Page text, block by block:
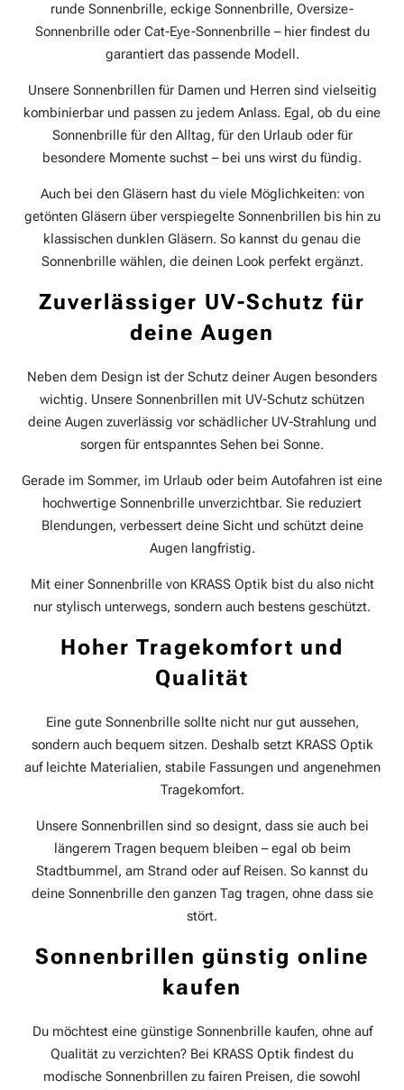
runde Sonnenbrille, eckige Sonnenbrille, Oversize-
Sonnenbrille oder Cat-Eye-Sonnenbrille – hier findest du
garantiert das passende Modell.
Unsere Sonnenbrillen für Damen und Herren sind vielseitig
kombinierbar und passen zu jedem Anlass. Egal, ob du eine
Sonnenbrille für den Alltag, für den Urlaub oder für
besondere Momente suchst – bei uns wirst du fündig.
Auch bei den Gläsern hast du viele Möglichkeiten: von
getönten Gläsern über verspiegelte Sonnenbrillen bis hin zu
klassischen dunklen Gläsern. So kannst du genau die
Sonnenbrille wählen, die deinen Look perfekt ergänzt.
Zuverlässiger UV-Schutz für
deine Augen
Neben dem Design ist der Schutz deiner Augen besonders
wichtig. Unsere Sonnenbrillen mit UV-Schutz schützen
deine Augen zuverlässig vor schädlicher UV-Strahlung und
sorgen für entspanntes Sehen bei Sonne.
Gerade im Sommer, im Urlaub oder beim Autofahren ist eine
hochwertige Sonnenbrille unverzichtbar. Sie reduziert
Blendungen, verbessert deine Sicht und schützt deine
Augen langfristig.
Mit einer Sonnenbrille von KRASS Optik bist du also nicht
nur stylisch unterwegs, sondern auch bestens geschützt.
Hoher Tragekomfort und
Qualität
Eine gute Sonnenbrille sollte nicht nur gut aussehen,
sondern auch bequem sitzen. Deshalb setzt KRASS Optik
auf leichte Materialien, stabile Fassungen und angenehmen
Tragekomfort.
Unsere Sonnenbrillen sind so designt, dass sie auch bei
längerem Tragen bequem bleiben – egal ob beim
Stadtbummel, am Strand oder auf Reisen. So kannst du
deine Sonnenbrille den ganzen Tag tragen, ohne dass sie
stört.
Sonnenbrillen günstig online
kaufen
Du möchtest eine günstige Sonnenbrille kaufen, ohne auf
Qualität zu verzichten? Bei KRASS Optik findest du
modische Sonnenbrillen zu fairen Preisen, die sowohl